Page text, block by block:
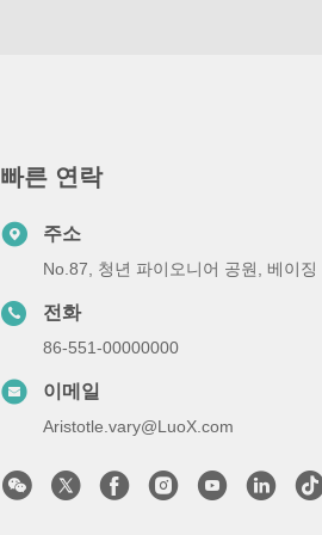
빠른 연락
주소
No.87, 청년 파이오니어 공원, 베이징
전화
86-551-00000000
이메일
Aristotle.vary@LuoX.com